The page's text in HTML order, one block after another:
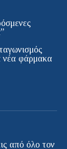
νέα φάρμακα
από όλο τον